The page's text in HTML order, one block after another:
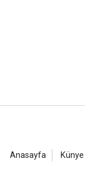
Anasayfa Künye